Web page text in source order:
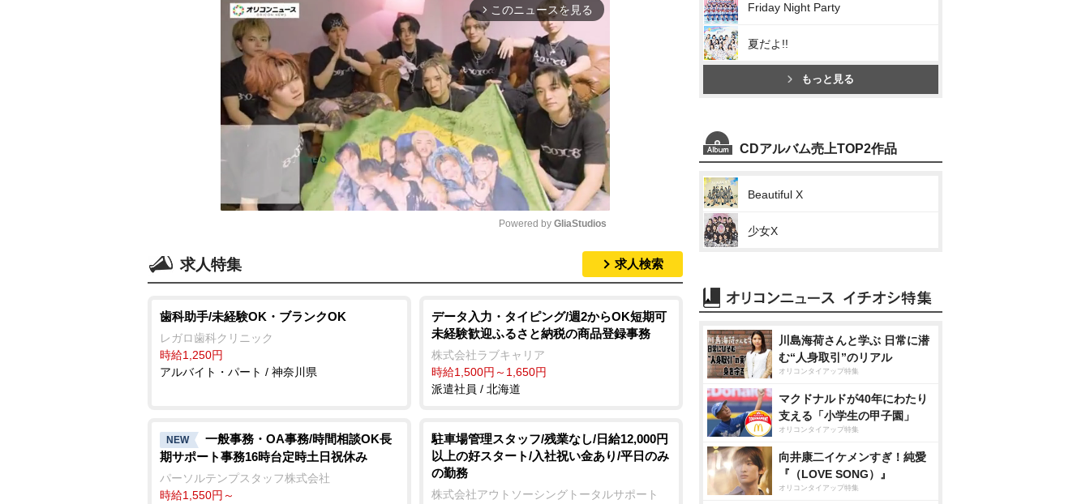
arrow_forward_ios このニュースを見る
t
e
Powered by GliaStudios
求人特集 求人検索
歯科助手/未経験OK・ブランクOK
レガロ歯科クリニック
時給1,250円
アルバイト・パート / 神奈川県
データ入力・タイピング/週2からOK短期可
未経験歓迎ふるさと納税の商品登録事務
株式会社ラブキャリア
時給1,500円～1,650円
派遣社員 / 北海道
NEW
一般事務・OA事務/時間相談OK長
期サポート事務16時台定時土日祝休み
パーソルテンプスタッフ株式会社
時給1,550円～
駐車場管理スタッフ/残業なし/日給12,000円
以上の好スタート/入社祝い金あり/平日のみ
の勤務
株式会社アウトソーシングトータルサポート
Friday Night Party
夏だよ!!
もっと見る
CDアルバム売上TOP2作品
Beautiful X
少女X
川島海荷さんと学ぶ 日常に潜
む“人身取引”のリアル
オリコンタイアップ特集
マクドナルドが40年にわたり
支える「小学生の甲子園」
オリコンタイアップ特集
向井康二イケメンすぎ！純愛
『（LOVE SONG）』
オリコンタイアップ特集